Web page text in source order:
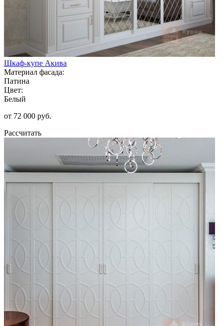
Шкаф-купе Акива
Материал фасада:
Патина
Цвет:
Белый
от 72 000 руб.
Рассчитать